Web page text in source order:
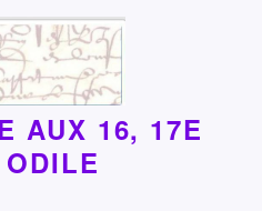
AUX 16, 17E